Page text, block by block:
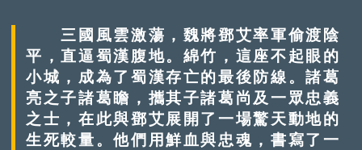
三國風雲激蕩，魏將鄧艾率軍偷渡陰
平，直逼蜀漢腹地。綿竹，這座不起眼的
小城，成為了蜀漢存亡的最後防線。諸葛
亮之子諸葛瞻，攜其子諸葛尚及一眾忠義
之士，在此與鄧艾展開了一場驚天動地的
生死較量。他們用鮮血與忠魂，書寫了一